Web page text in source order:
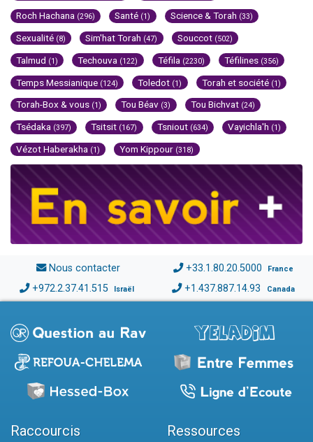
Roch Hachana (296) Santé (1) Science & Torah (33)
Sexualité (8) Sim'hat Torah (47) Souccot (502)
Talmud (1) Techouva (122) Téfila (2230) Téfilines (356)
Temps Messianique (124) Toledot (1) Torah et société (1)
Torah-Box & vous (1) Tou Béav (3) Tou Bichvat (24)
Tsédaka (397) Tsitsit (167) Tsniout (634) Vayichla'h (1)
Vézot Haberakha (1) Yom Kippour (318)
Nous contacter +33.1.80.20.5000 France
+972.2.37.41.515 Israël +1.437.887.14.93 Canada
Raccourcis Ressources